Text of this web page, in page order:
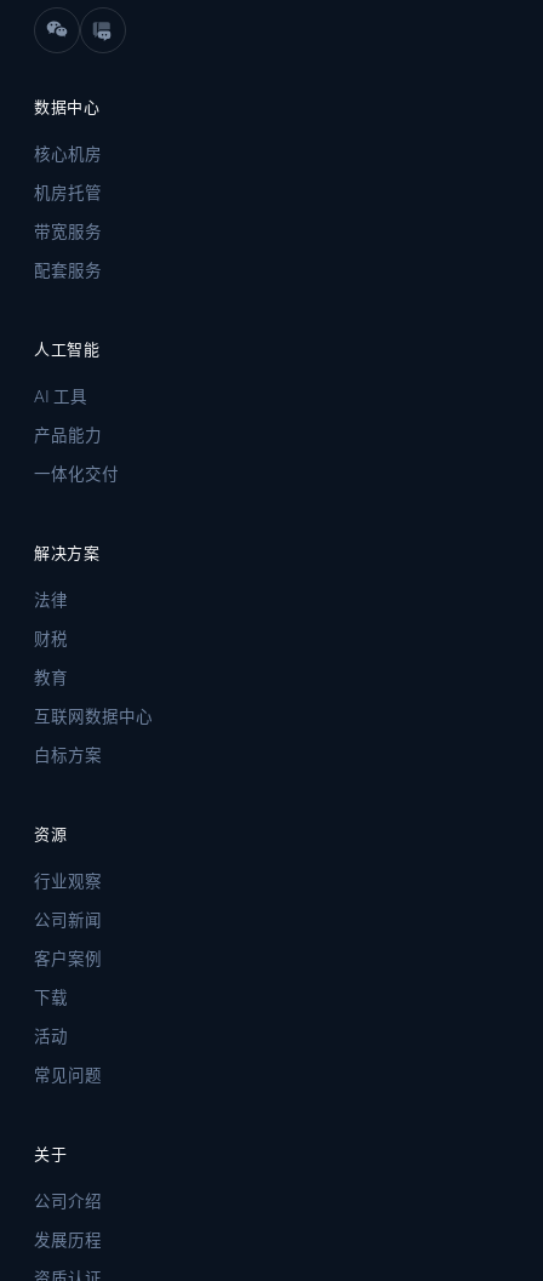
数据中心
核心机房
机房托管
带宽服务
配套服务
人工智能
AI 工具
产品能力
一体化交付
解决方案
法律
财税
教育
互联网数据中心
白标方案
资源
行业观察
公司新闻
客户案例
下载
活动
常见问题
关于
公司介绍
发展历程